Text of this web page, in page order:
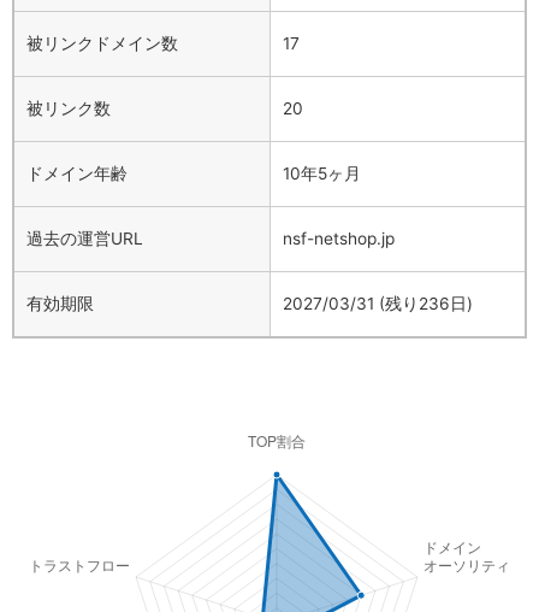
被リンクドメイン数 17
被リンク数 20
ドメイン年齢 10年5ヶ月
過去の運営URL nsf-netshop.jp
有効期限 2027/03/31 (残り236日)